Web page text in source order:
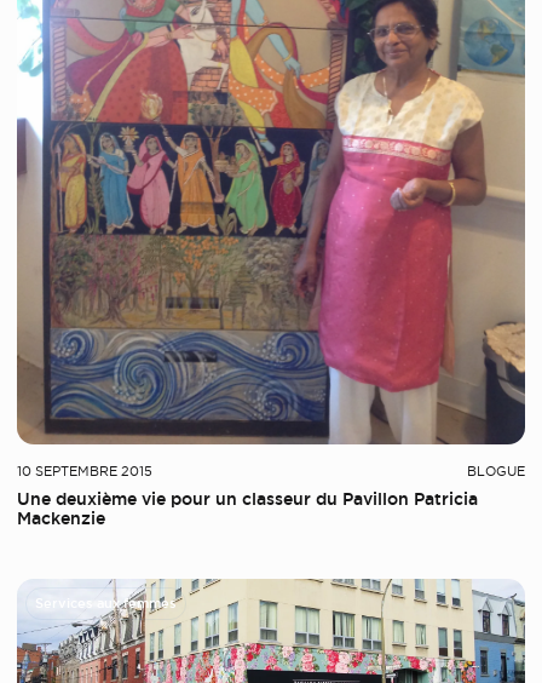
10 SEPTEMBRE 2015 BLOGUE
Une deuxième vie pour un classeur du Pavillon Patricia
Mackenzie
Services aux femmes